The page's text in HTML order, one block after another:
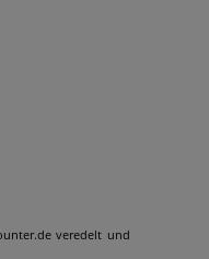
veredelt und